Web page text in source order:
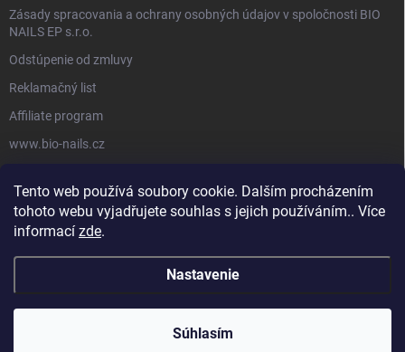
Tento web používá soubory cookie. Dalším procházením
tohoto webu vyjadřujete souhlas s jejich používáním.. Více
informací zde.
Nastavenie
Súhlasím
Zásady spracovania a ochrany osobných údajov v spoločnosti BIO
NAILS EP s.r.o.
Odstúpenie od zmluvy
Reklamačný list
Affiliate program
www.bio-nails.cz
FACEBOOK
BIO NAILS . Všetky práva vyhradené.